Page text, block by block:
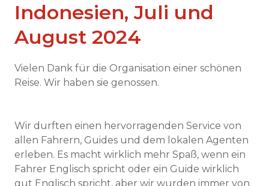
Indonesien, Juli und
August 2024
Vielen Dank für die Organisation einer schönen
Reise. Wir haben sie genossen.
Wir durften einen hervorragenden Service von
allen Fahrern, Guides und dem lokalen Agenten
erleben. Es macht wirklich mehr Spaß, wenn ein
Fahrer Englisch spricht oder ein Guide wirklich
gut Englisch spricht, aber wir wurden immer von